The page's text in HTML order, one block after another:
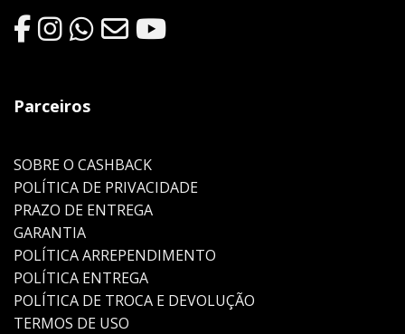
Parceiros
SOBRE O CASHBACK
POLÍTICA DE PRIVACIDADE
PRAZO DE ENTREGA
GARANTIA
POLÍTICA ARREPENDIMENTO
POLÍTICA ENTREGA
POLÍTICA DE TROCA E DEVOLUÇÃO
TERMOS DE USO